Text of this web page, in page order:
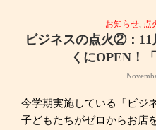
お知らせ 点
ビジネスの点火②：11
くにOPEN！
今学期実施している「ビジ
子どもたちがゼロからお店